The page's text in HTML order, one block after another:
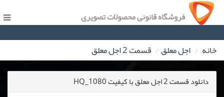
فروشگاه قانونی محصولات تصویری
خانه اجل معلق قسمت 2 اجل معلق
دانلود قسمت 2 اجل معلق با کیفیت HQ_1080